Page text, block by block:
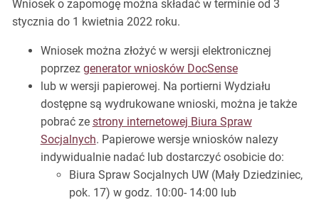
Wniosek o zapomogę można składać w terminie od 3
stycznia do 1 kwietnia 2022 roku.
Wniosek można złożyć w wersji elektronicznej
poprzez generator wniosków DocSense
lub w wersji papierowej. Na portierni Wydziału
dostępne są wydrukowane wnioski, można je także
pobrać ze strony internetowej Biura Spraw
Socjalnych. Papierowe wersje wniosków nalezy
indywidualnie nadać lub dostarczyć osobicie do:
Biura Spraw Socjalnych UW (Mały Dziedziniec,
pok. 17) w godz. 10:00- 14:00 lub